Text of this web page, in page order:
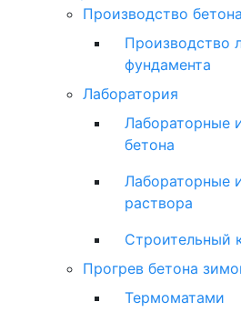
Производство бетона
Производство
фундамента
Лаборатория
Лабораторные
бетона
Лабораторные
раствора
Строительный
Прогрев бетона
Термоматами